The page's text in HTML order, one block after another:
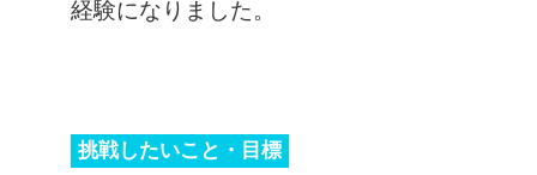
経験になりました。
挑戦したいこと・目標